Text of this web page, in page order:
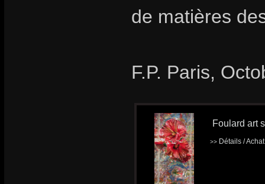
de matières
F.P. Paris,
Foulard art
>> Détails /